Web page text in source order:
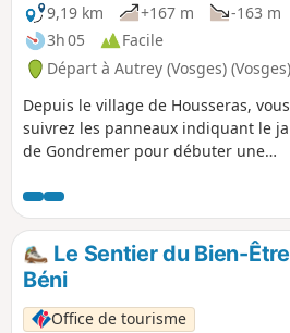
9,19 km
+167 m
-163 m
3h 05
Facile
Départ à Autrey (Vosges) (Vosges)
Depuis le village de Housseras, vous
suivrez les panneaux indiquant le
de Gondremer pour débuter une
jardin botanique de Gondremer, les
Roches de l'Ours et le sentier des
Grands Sapins.
Le Sentier du Bien-
Béni
Office de tourisme